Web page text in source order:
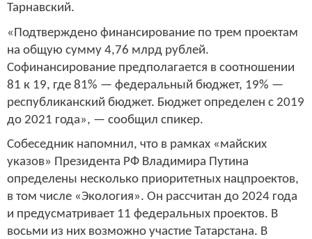
Тарнавский.
«Подтверждено финансирование по трем проектам
на общую сумму 4,76 млрд рублей.
Софинансирование предполагается в соотношении
81 к 19, где 81% — федеральный бюджет, 19% —
республиканский бюджет. Бюджет определен с 2019
до 2021 года», — сообщил спикер.
Собеседник напомнил, что в рамках «майских
указов» Президента РФ Владимира Путина
определены несколько приоритетных нацпроектов,
в том числе «Экология». Он рассчитан до 2024 года
и предусматривает 11 федеральных проектов. В
восьми из них возможно участие Татарстана. В